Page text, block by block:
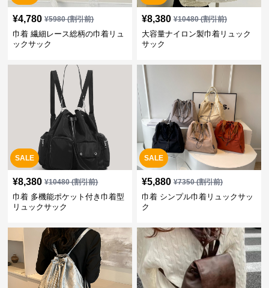
¥4,780 ¥5980(割引前)
巾着 繊細レース総柄の巾着リュ
ックサック
¥8,380 ¥10480(割引前)
大容量ナイロン製巾着リュック
サック
SALE
¥8,380 ¥10480(割引前)
巾着 多機能ポケット付き巾着型
リュックサック
SALE
¥5,880 ¥7350(割引前)
巾着 シンプル巾着リュックサッ
ク